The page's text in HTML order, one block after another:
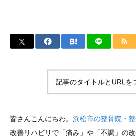
記事のタイトルとURLを
皆さんこんにちわ。 浜松市の整骨院・
改善リハビリで「痛み」や「不調」の